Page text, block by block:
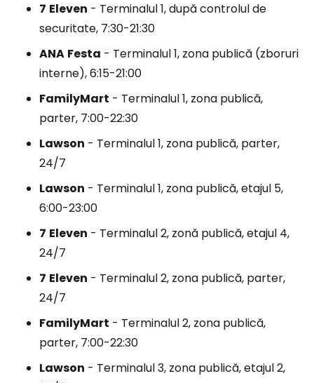
7 Eleven - Terminalul 1, după controlul de
securitate, 7:30-21:30
ANA Festa - Terminalul 1, zona publică (zboruri
interne), 6:15-21:00
FamilyMart - Terminalul 1, zona publică,
parter, 7:00-22:30
Lawson - Terminalul 1, zona publică, parter,
24/7
Lawson - Terminalul 1, zona publică, etajul 5,
6:00-23:00
7 Eleven - Terminalul 2, zonă publică, etajul 4,
24/7
7 Eleven - Terminalul 2, zona publică, parter,
24/7
FamilyMart - Terminalul 2, zona publică,
parter, 7:00-22:30
Lawson - Terminalul 3, zona publică, etajul 2,